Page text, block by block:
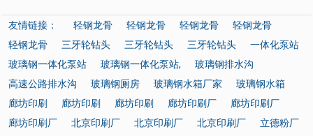
友情链接： 轻钢龙骨 轻钢龙骨 轻钢龙骨
轻钢龙骨
轻钢龙骨
三牙轮钻头 三牙轮钻头 三牙轮钻头
一体化泵站
玻璃钢一体化泵站
玻璃钢一体化泵站,
玻璃钢排水沟
高速公路排水沟
玻璃钢厕房 玻璃钢水箱厂家
玻璃钢水箱
廊坊印刷
廊坊印刷 廊坊印刷 廊坊印刷厂
廊坊印刷厂
廊坊印刷厂
北京印刷厂 北京印刷厂 北京印刷厂
立德粉厂